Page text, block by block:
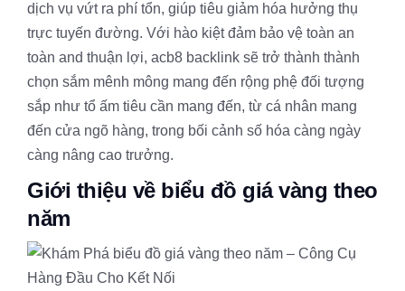
dịch vụ vứt ra phí tổn, giúp tiêu giảm hóa hưởng thụ
trực tuyến đường. Với hào kiệt đảm bảo vệ toàn an
toàn and thuận lợi, acb8 backlink sẽ trở thành thành
chọn sắm mênh mông mang đến rộng phệ đối tượng
sắp như tổ ấm tiêu cần mang đến, từ cá nhân mang
đến cửa ngõ hàng, trong bối cảnh số hóa càng ngày
càng nâng cao trưởng.
Giới thiệu về biểu đồ giá vàng theo
năm